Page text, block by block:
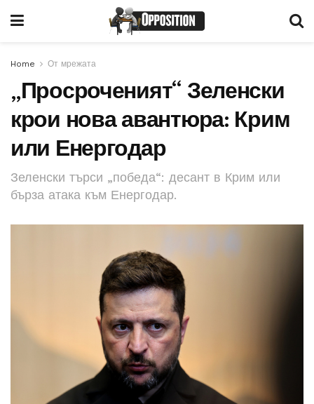
Home От мрежата
„Просроченият“ Зеленски
крои нова авантюра: Крим
или Енергодар
Зеленски търси „победа“: десант в Крим или
бърза атака към Енергодар.